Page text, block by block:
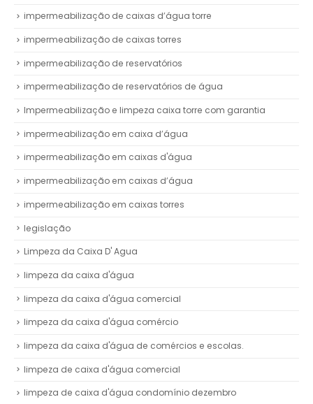
impermeabilização de caixas d’água torre
impermeabilização de caixas torres
impermeabilização de reservatórios
impermeabilização de reservatórios de água
Impermeabilização e limpeza caixa torre com garantia
impermeabilização em caixa d’água
impermeabilização em caixas d'água
impermeabilização em caixas d’água
impermeabilização em caixas torres
legislação
Limpeza da Caixa D' Agua
limpeza da caixa d'água
limpeza da caixa d'água comercial
limpeza da caixa d'água comércio
limpeza da caixa d'água de comércios e escolas.
limpeza de caixa d'água comercial
limpeza de caixa d'água condomínio dezembro